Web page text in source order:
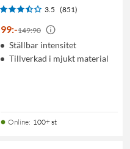
3.5 (851)
99:-149:90
Ställbar intensitet
Tillverkad i mjukt material
Online: 100+ st